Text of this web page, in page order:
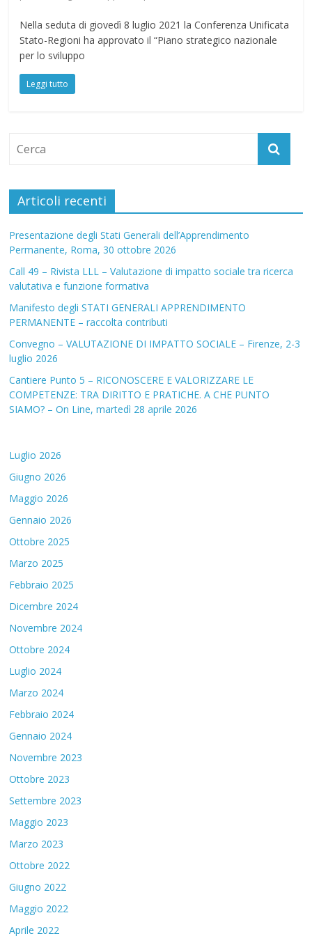
Nella seduta di giovedì 8 luglio 2021 la Conferenza Unificata
Stato-Regioni ha approvato il “Piano strategico nazionale
per lo sviluppo
Leggi tutto
Articoli recenti
Presentazione degli Stati Generali dell’Apprendimento
Permanente, Roma, 30 ottobre 2026
Call 49 – Rivista LLL – Valutazione di impatto sociale tra ricerca
valutativa e funzione formativa
Manifesto degli STATI GENERALI APPRENDIMENTO
PERMANENTE – raccolta contributi
Convegno – VALUTAZIONE DI IMPATTO SOCIALE – Firenze, 2-3
luglio 2026
Cantiere Punto 5 – RICONOSCERE E VALORIZZARE LE
COMPETENZE: TRA DIRITTO E PRATICHE. A CHE PUNTO
SIAMO? – On Line, martedì 28 aprile 2026
Luglio 2026
Giugno 2026
Maggio 2026
Gennaio 2026
Ottobre 2025
Marzo 2025
Febbraio 2025
Dicembre 2024
Novembre 2024
Ottobre 2024
Luglio 2024
Marzo 2024
Febbraio 2024
Gennaio 2024
Novembre 2023
Ottobre 2023
Settembre 2023
Maggio 2023
Marzo 2023
Ottobre 2022
Giugno 2022
Maggio 2022
Aprile 2022